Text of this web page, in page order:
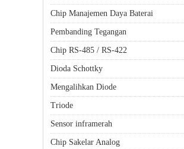
Chip Manajemen Daya Baterai
Pembanding Tegangan
Chip RS-485 / RS-422
Dioda Schottky
Mengalihkan Diode
Triode
Sensor inframerah
Chip Sakelar Analog